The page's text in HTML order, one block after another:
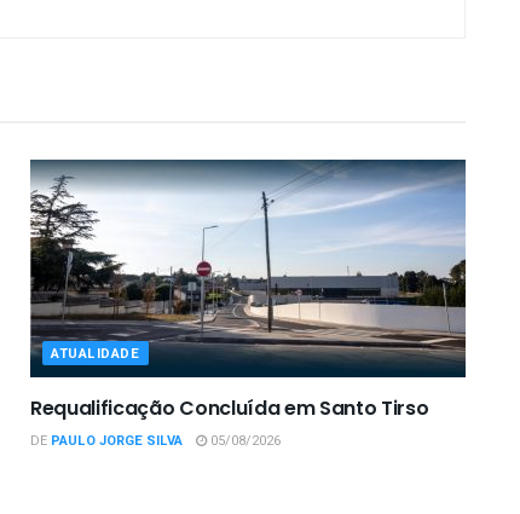
ATUALIDADE
Requalificação Concluída em Santo Tirso
DE PAULO JORGE SILVA 05/08/2026